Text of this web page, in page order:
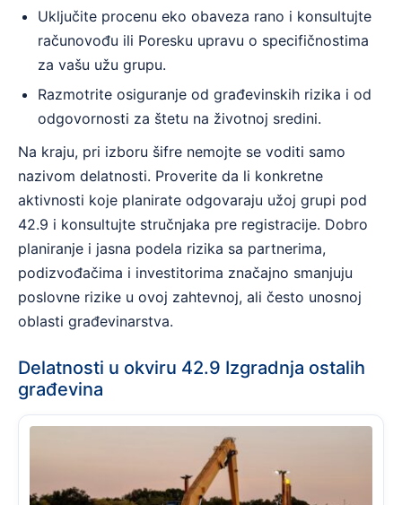
Uključite procenu eko obaveza rano i konsultujte
računovođu ili Poresku upravu o specifičnostima
za vašu užu grupu.
Razmotrite osiguranje od građevinskih rizika i od
odgovornosti za štetu na životnoj sredini.
Na kraju, pri izboru šifre nemojte se voditi samo
nazivom delatnosti. Proverite da li konkretne
aktivnosti koje planirate odgovaraju užoj grupi pod
42.9 i konsultujte stručnjaka pre registracije. Dobro
planiranje i jasna podela rizika sa partnerima,
podizvođačima i investitorima značajno smanjuju
poslovne rizike u ovoj zahtevnoj, ali često unosnoj
oblasti građevinarstva.
Delatnosti u okviru 42.9 Izgradnja ostalih
građevina